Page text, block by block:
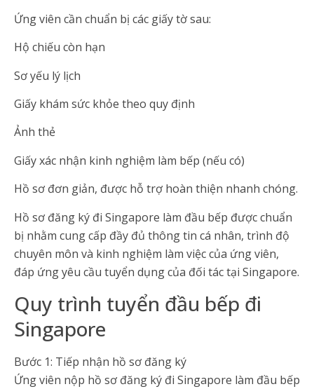
Ứng viên cần chuẩn bị các giấy tờ sau:
Hộ chiếu còn hạn
Sơ yếu lý lịch
Giấy khám sức khỏe theo quy định
Ảnh thẻ
Giấy xác nhận kinh nghiệm làm bếp (nếu có)
Hồ sơ đơn giản, được hỗ trợ hoàn thiện nhanh chóng.
Hồ sơ đăng ký đi Singapore làm đầu bếp được chuẩn
bị nhằm cung cấp đầy đủ thông tin cá nhân, trình độ
chuyên môn và kinh nghiệm làm việc của ứng viên,
đáp ứng yêu cầu tuyển dụng của đối tác tại Singapore.
Quy trình tuyển đầu bếp đi
Singapore
Bước 1: Tiếp nhận hồ sơ đăng ký
Ứng viên nộp hồ sơ đăng ký đi Singapore làm đầu bếp